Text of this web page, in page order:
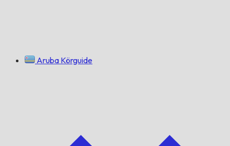
Aruba Körguide